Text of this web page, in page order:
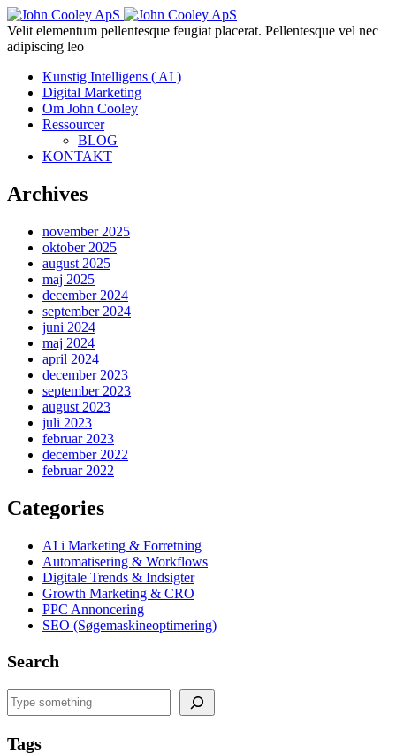
Velit elementum pellentesque feugiat placerat. Pellentesque vel nec
adipiscing leo
Kunstig Intelligens ( AI )
Digital Marketing
Om John Cooley
Ressourcer
BLOG
KONTAKT
Archives
november 2025
oktober 2025
august 2025
maj 2025
december 2024
september 2024
juni 2024
maj 2024
april 2024
december 2023
september 2023
august 2023
juli 2023
februar 2023
december 2022
februar 2022
Categories
AI i Marketing & Forretning
Automatisering & Workflows
Digitale Trends & Indsigter
Growth Marketing & CRO
PPC Annoncering
SEO (Søgemaskineoptimering)
Search
Search
Tags